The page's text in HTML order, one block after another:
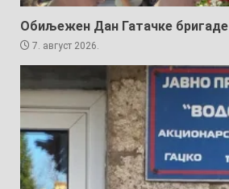
Обиљежен Дан Гатачке бригаде
7. август 2026.